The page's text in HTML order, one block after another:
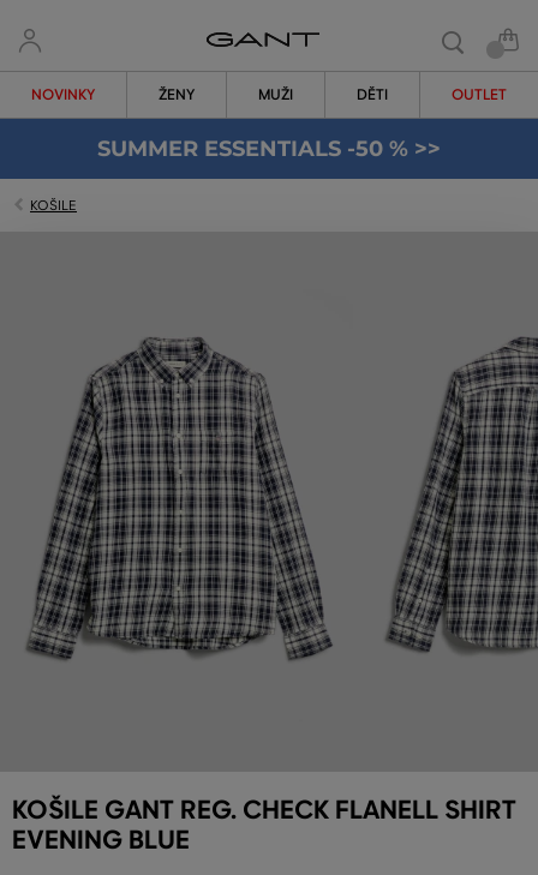
NOVINKY ŽENY MUŽI DĚTI OUTLET
SUMMER ESSENTIALS -50 % >>
KOŠILE
KOŠILE GANT REG. CHECK FLANELL SHIRT
EVENING BLUE